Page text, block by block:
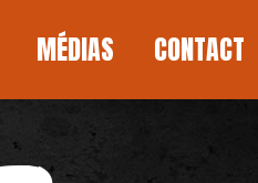
MÉDIAS CONTACT
MÉDIAS CONTACT